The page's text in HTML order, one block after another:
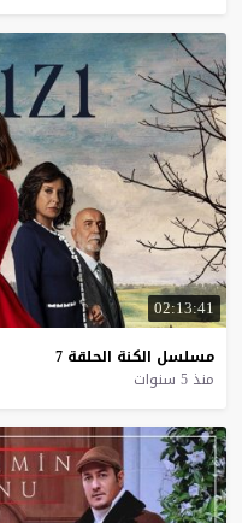
02:13:41
مسلسل الكنة الحلقة 7
منذ 5 سنوات